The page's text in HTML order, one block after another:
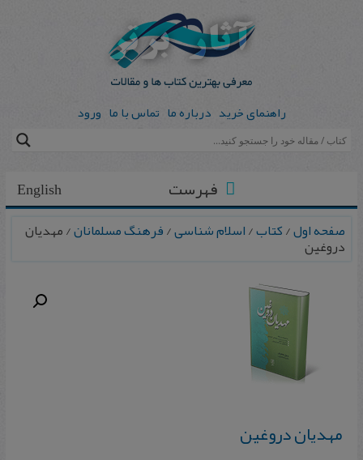
راهنمای خرید درباره ما تماس با ما ورود
English فهرست
صفحه اول/کتاب/اسلام شناسی/فرهنگ مسلمانان/ مهدیان
دروغین
مهدیان دروغین